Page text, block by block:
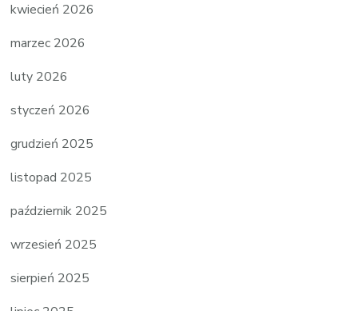
kwiecień 2026
marzec 2026
luty 2026
styczeń 2026
grudzień 2025
listopad 2025
październik 2025
wrzesień 2025
sierpień 2025